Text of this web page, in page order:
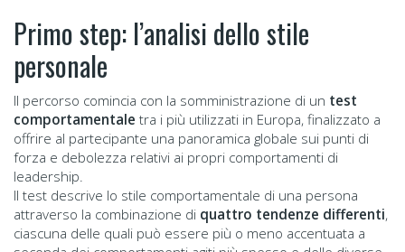
Primo step: l’analisi dello stile
personale
Il percorso comincia con la somministrazione di un test
comportamentale tra i più utilizzati in Europa, finalizzato a
offrire al partecipante una panoramica globale sui punti di
forza e debolezza relativi ai propri comportamenti di
leadership.
Il test descrive lo stile comportamentale di una persona
attraverso la combinazione di quattro tendenze differenti,
ciascuna delle quali può essere più o meno accentuata a